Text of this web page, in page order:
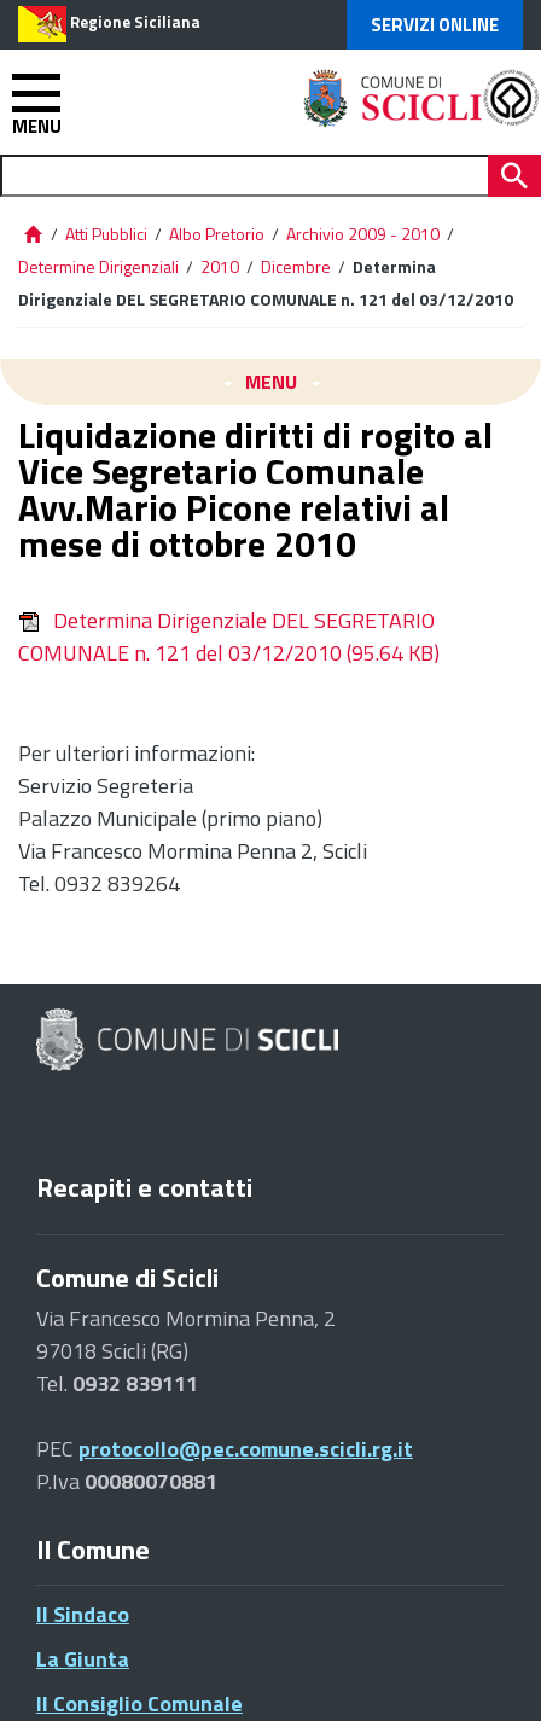
Regione Siciliana SERVIZI ONLINE
MENU
/ Atti Pubblici / Albo Pretorio / Archivio 2009 - 2010 /
Determine Dirigenziali / 2010 / Dicembre / Determina
Dirigenziale DEL SEGRETARIO COMUNALE n. 121 del 03/12/2010
MENU
Liquidazione diritti di rogito al
Vice Segretario Comunale
Avv.Mario Picone relativi al
mese di ottobre 2010
Determina Dirigenziale DEL SEGRETARIO
COMUNALE n. 121 del 03/12/2010(95.64 KB)
Per ulteriori informazioni:
Servizio Segreteria
Palazzo Municipale (primo piano)
Via Francesco Mormina Penna 2, Scicli
Tel. 0932 839264
Recapiti e contatti
Comune di Scicli
Via Francesco Mormina Penna, 2
97018 Scicli (RG)
Tel. 0932 839111
PEC protocollo@pec.comune.scicli.rg.it
P.Iva00080070881
Il Comune
Il Sindaco
La Giunta
Il Consiglio Comunale